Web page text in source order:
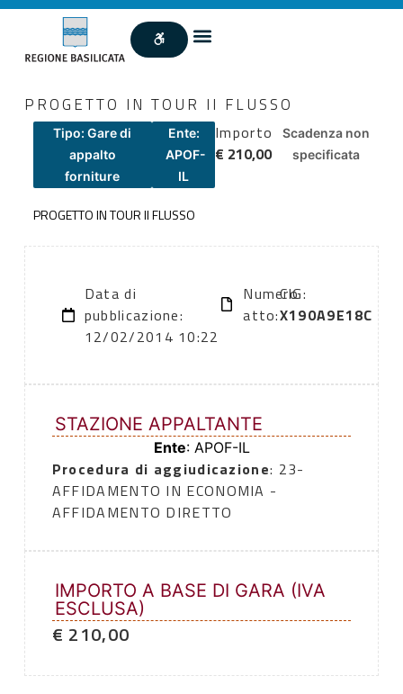
PROGETTO IN TOUR II FLUSSO
Tipo: Gare di
appalto
forniture
Ente:
APOF-
IL
Importo
€ 210,00
Scadenza non
specificata
PROGETTO IN TOUR II FLUSSO
Data di
pubblicazione:
12/02/2014 10:22
Numero
atto:
CIG:
X190A9E18C
STAZIONE APPALTANTE
Ente: APOF-IL
Procedura di aggiudicazione: 23-
AFFIDAMENTO IN ECONOMIA -
AFFIDAMENTO DIRETTO
IMPORTO A BASE DI GARA (IVA
ESCLUSA)
€ 210,00